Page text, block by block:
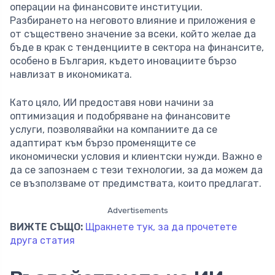
операции на финансовите институции.
Разбирането на неговото влияние и приложения е
от съществено значение за всеки, който желае да
бъде в крак с тенденциите в сектора на финансите,
особено в България, където иновациите бързо
навлизат в икономиката.
Като цяло, ИИ предоставя нови начини за
оптимизация и подобряване на финансовите
услуги, позволявайки на компаниите да се
адаптират към бързо променящите се
икономически условия и клиентски нужди. Важно е
да се запознаем с тези технологии, за да можем да
се възползваме от предимствата, които предлагат.
Advertisements
ВИЖТЕ СЪЩО: Щракнете тук, за да прочетете
друга статия